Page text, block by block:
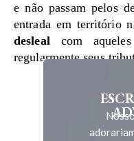
e não passam pelos
entrada em território
deslealcom aqueles
regularmente seus